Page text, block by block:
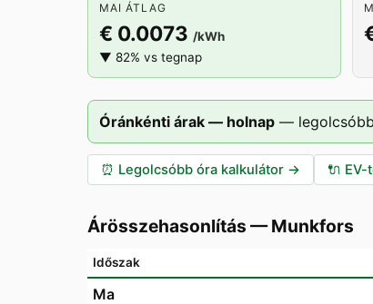
MAI ÁTLAG
€ 0.0073 /kWh
▼ 82% vs tegnap
Óránkénti árak — holnap —
⏰ Legolcsóbb óra kalkulátor → 🔌
Árösszehasonlítás —Munkfors
Időszak
Ma